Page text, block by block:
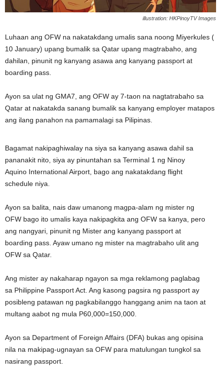
illustration: HKPinoyTV Images
Luhaan ang OFW na nakatakdang umalis sana noong Miyerkules (
10 January) upang bumalik sa Qatar upang magtrabaho, ang
dahilan, pinunit ng kanyang asawa ang kanyang passport at
boarding pass.
Ayon sa ulat ng GMA7, ang OFW ay 7-taon na nagtatrabaho sa
Qatar at nakatakda sanang bumalik sa kanyang employer matapos
ang ilang panahon na pamamalagi sa Pilipinas.
Bagamat nakipaghiwalay na siya sa kanyang asawa dahil sa
pananakit nito, siya ay pinuntahan sa Terminal 1 ng Ninoy
Aquino International Airport, bago ang nakatakdang flight
schedule niya.
Ayon sa balita, nais daw umanong magpa-alam ng mister ng
OFW bago ito umalis kaya nakipagkita ang OFW sa kanya, pero
ang nangyari, pinunit ng Mister ang kanyang passport at
boarding pass. Ayaw umano ng mister na magtrabaho ulit ang
OFW sa Qatar.
Ang mister ay nakaharap ngayon sa mga reklamong paglabag
sa Philippine Passport Act. Ang kasong pagsira ng passport ay
posibleng patawan ng pagkabilanggo hanggang anim na taon at
multang aabot ng mula P60,000=150,000.
Ayon sa Department of Foreign Affairs (DFA) bukas ang opisina
nila na makipag-ugnayan sa OFW para matulungan tungkol sa
nasirang passport.